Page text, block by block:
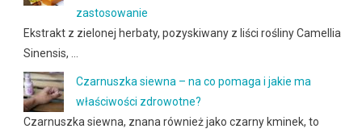
zastosowanie
Ekstrakt z zielonej herbaty, pozyskiwany z liści rośliny Camellia
Sinensis, …
Czarnuszka siewna – na co pomaga i jakie ma
właściwości zdrowotne?
Czarnuszka siewna, znana również jako czarny kminek, to